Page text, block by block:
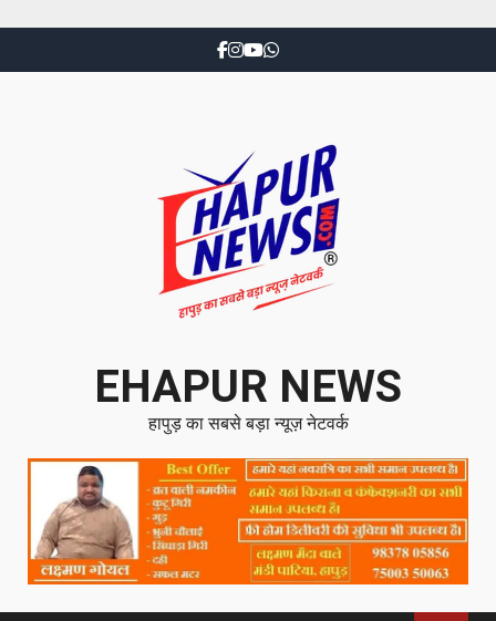
EHAPUR NEWS
हापुड़ का सबसे बड़ा न्यूज़ नेटवर्क